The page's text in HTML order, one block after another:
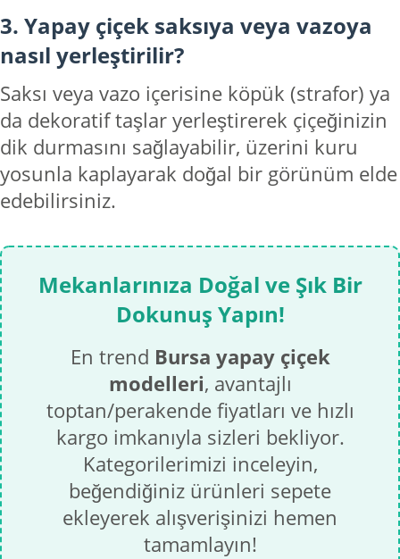
3. Yapay çiçek saksıya veya vazoya
nasıl yerleştirilir?
Saksı veya vazo içerisine köpük (strafor) ya
da dekoratif taşlar yerleştirerek çiçeğinizin
dik durmasını sağlayabilir, üzerini kuru
yosunla kaplayarak doğal bir görünüm elde
edebilirsiniz.
Mekanlarınıza Doğal ve Şık Bir
Dokunuş Yapın!
En trend Bursa yapay çiçek
modelleri, avantajlı
toptan/perakende fiyatları ve hızlı
kargo imkanıyla sizleri bekliyor.
Kategorilerimizi inceleyin,
beğendiğiniz ürünleri sepete
ekleyerek alışverişinizi hemen
tamamlayın!